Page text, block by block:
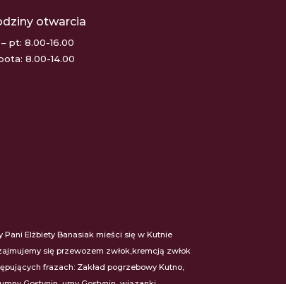
otwarcia
pt: 8.00-16.00
8.00-14.00
Elżbiety Banasiak mieści się w Kutnie
się przewozem zwłok,kremcją zwłok
frazach: Zakład pogrzebowy Kutno,